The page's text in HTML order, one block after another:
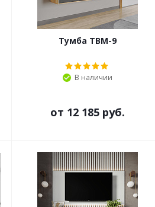
Тумба ТВМ-9
В наличии
от 12 185 руб.